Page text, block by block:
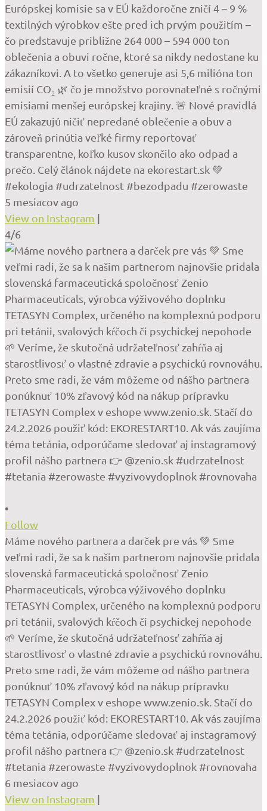
Európskej komisie sa v EÚ každoročne zničí 4 – 9 %
textilných výrobkov ešte pred ich prvým použitím –
čo predstavuje približne 264 000 – 594 000 ton
oblečenia a obuvi ročne, ktoré sa nikdy nedostane ku
zákazníkovi. A to všetko generuje asi 5,6 milióna ton
emisií CO₂ 🌿 čo je množstvo porovnateľné s ročnými
emisiami menšej európskej krajiny. 🚨 Nové pravidlá
EÚ zakazujú ničiť nepredané oblečenie a obuv a
zároveň prinútia veľké firmy reportovať
transparentne, koľko kusov skončilo ako odpad a
prečo. Celý článok nájdete na ekorestart.sk 💚
#ekologia #udrzatelnost #bezodpadu #zerowaste
5 mesiacov ago
View on Instagram |
4/6
•
Follow
Máme nového partnera a darček pre vás 💚 Sme
veľmi radi, že sa k našim partnerom najnovšie pridala
slovenská farmaceutická spoločnosť Zenio
Pharmaceuticals, výrobca výživového doplnku
TETASYN Complex, určeného na komplexnú podporu
pri tetánii, svalových kŕčoch či psychickej nepohode
🌱 Veríme, že skutočná udržateľnosť zahŕňa aj
starostlivosť o vlastné zdravie a psychickú rovnováhu.
Preto sme radi, že vám môžeme od nášho partnera
ponúknuť 10% zľavový kód na nákup prípravku
TETASYN Complex v eshope www.zenio.sk. Stačí do
24.2.2026 použiť kód: EKORESTART10. Ak vás zaujíma
téma tetánia, odporúčame sledovať aj instagramový
profil nášho partnera 👉 @zenio.sk #udrzatelnost
#tetania #zerowaste #vyzivovydoplnok #rovnovaha
6 mesiacov ago
View on Instagram |